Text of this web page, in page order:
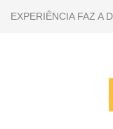
EXPERIÊNCIA FAZ A